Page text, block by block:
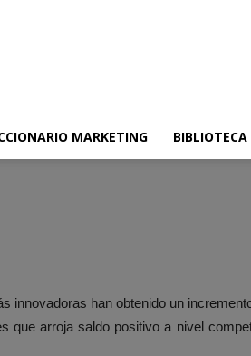
MARKETING BIBLIOTECA
innovadoras han obtenido un
arroja saldo positivo a nivel